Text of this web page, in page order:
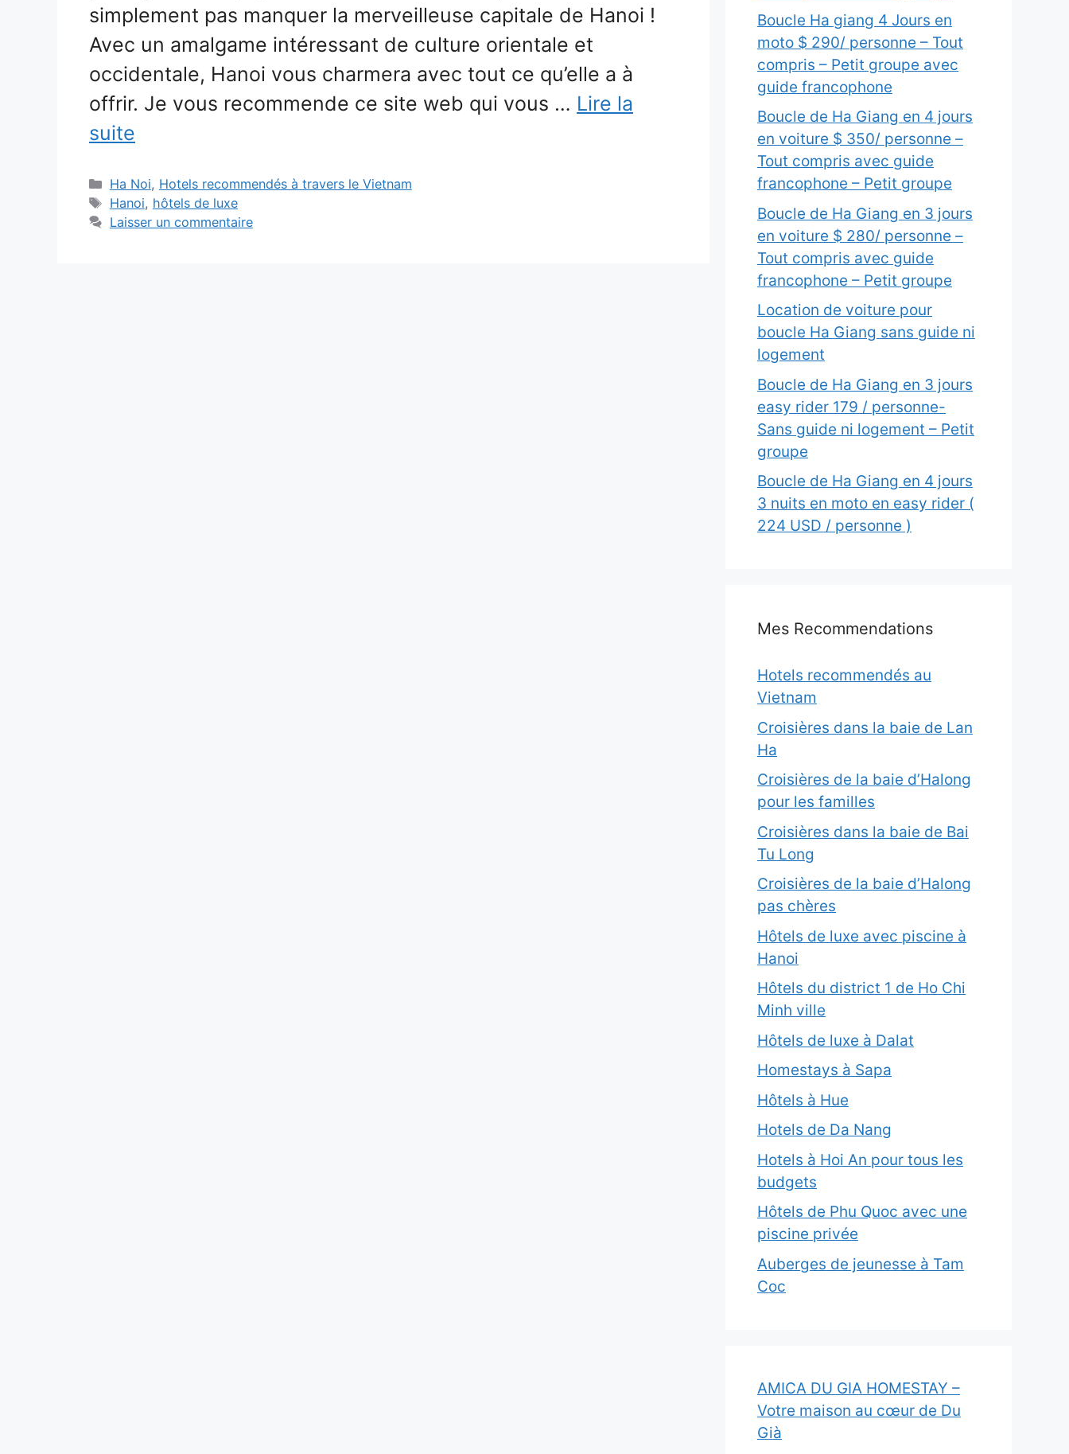
simplement pas manquer la merveilleuse capitale de Hanoi !
Avec un amalgame intéressant de culture orientale et
occidentale, Hanoi vous charmera avec tout ce qu’elle a à
offrir. Je vous recommende ce site web qui vous … Lire la
suite
Catégories
Ha Noi, Hotels recommendés à travers le Vietnam
Étiquettes
Hanoi, hôtels de luxe
Laisser un commentaire
Boucle Ha giang 4 Jours en
moto $ 290/ personne – Tout
compris – Petit groupe avec
guide francophone
Boucle de Ha Giang en 4 jours
en voiture $ 350/ personne –
Tout compris avec guide
francophone – Petit groupe
Boucle de Ha Giang en 3 jours
en voiture $ 280/ personne –
Tout compris avec guide
francophone – Petit groupe
Location de voiture pour
boucle Ha Giang sans guide ni
logement
Boucle de Ha Giang en 3 jours
easy rider 179 / personne-
Sans guide ni logement – Petit
groupe
Boucle de Ha Giang en 4 jours
3 nuits en moto en easy rider (
224 USD / personne )
Mes Recommendations
Hotels recommendés au
Vietnam
Croisières dans la baie de Lan
Ha
Croisières de la baie d’Halong
pour les familles
Croisières dans la baie de Bai
Tu Long
Croisières de la baie d’Halong
pas chères
Hôtels de luxe avec piscine à
Hanoi
Hôtels du district 1 de Ho Chi
Minh ville
Hôtels de luxe à Dalat
Homestays à Sapa
Hôtels à Hue
Hotels de Da Nang
Hotels à Hoi An pour tous les
budgets
Hôtels de Phu Quoc avec une
piscine privée
Auberges de jeunesse à Tam
Coc
AMICA DU GIA HOMESTAY –
Votre maison au cœur de Du
Già